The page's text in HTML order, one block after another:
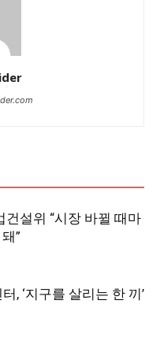
건설위 “시장 바뀔 때마
”
, ‘지구를 살리는 한 끼’